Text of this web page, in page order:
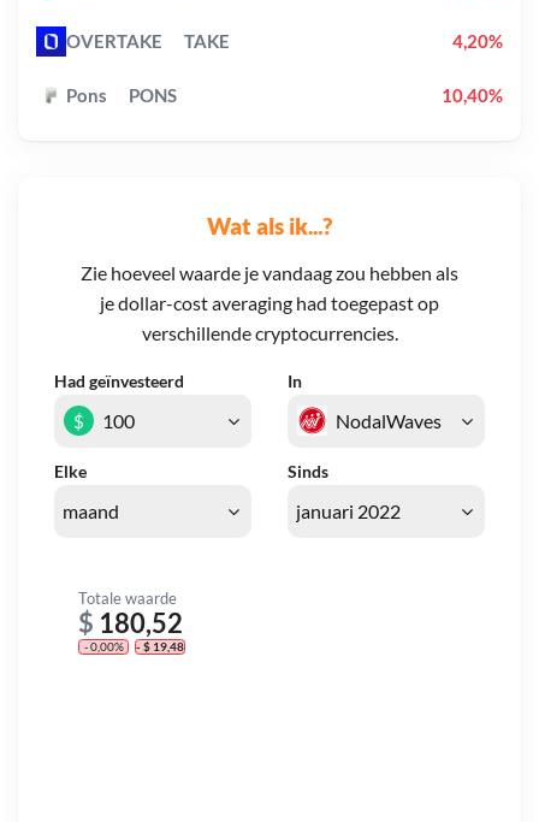
Wat als ik...?
Zie hoeveel waarde je vandaag zou hebben als
je dollar-cost averaging had toegepast op
verschillende cryptocurrencies.
Had geïnvesteerd In
Elke Sinds
$
Totale waarde
$ 180,52
- 0,00% - $ 19,48
OVERTAKE TAKE 4,20%
Pons PONS 10,40%